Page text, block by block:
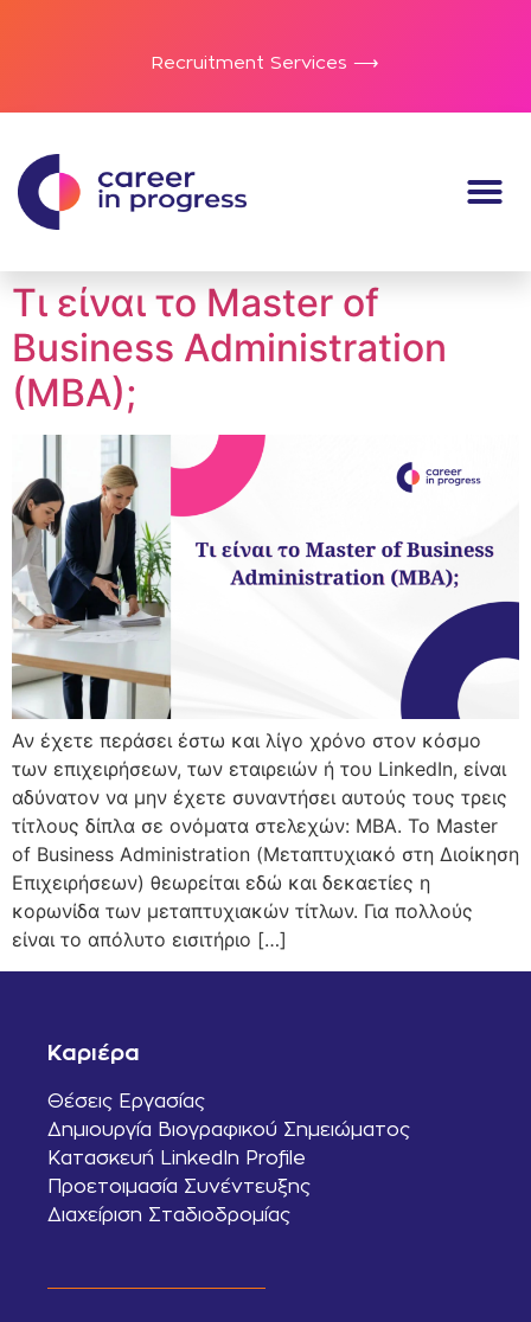
Recruitment Services ⟶
Τι είναι το Master of
Business Administration
(MBA);
Αν έχετε περάσει έστω και λίγο χρόνο στον κόσμο
των επιχειρήσεων, των εταιρειών ή του LinkedIn, είναι
αδύνατον να μην έχετε συναντήσει αυτούς τους τρεις
τίτλους δίπλα σε ονόματα στελεχών: MBA. Το Master
of Business Administration (Μεταπτυχιακό στη Διοίκηση
Επιχειρήσεων) θεωρείται εδώ και δεκαετίες η
κορωνίδα των μεταπτυχιακών τίτλων. Για πολλούς
είναι το απόλυτο εισιτήριο […]
Καριέρα
Θέσεις Εργασίας
Δημιουργία Βιογραφικού Σημειώματος
Κατασκευή LinkedIn Profile
Προετοιμασία Συνέντευξης
Διαχείριση Σταδιοδρομίας